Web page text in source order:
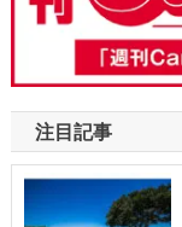
注目記事